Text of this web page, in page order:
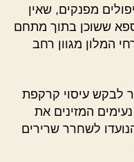
מפנקים, שאין
ששוכן בתוך מתחם
המלון מגוון רחב
לבקש עיסוי קרקפת
המזינים את
לשחרר שרירים